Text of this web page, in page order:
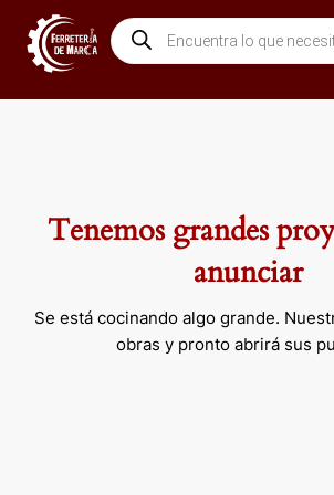
contenido
Búsqueda
de
productos
Tenemos grandes
anunciar
Se está cocinando algo grande.
obras y pronto abrirá sus